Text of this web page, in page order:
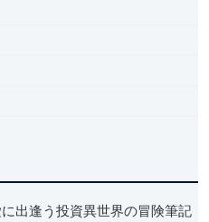
に出逢う投資異世界の冒険筆記